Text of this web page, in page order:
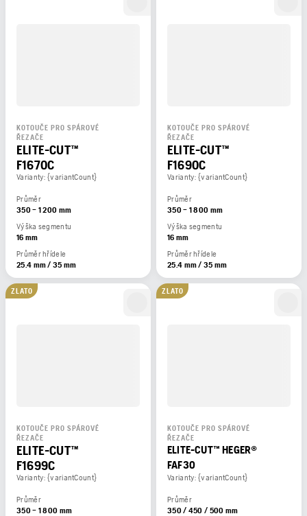
KOTOUČE PRO SPÁROVÉ
ŘEZAČE
ELITE-CUT™
F1670C
Varianty: {variantCount}
Průměr
350 – 1 200 mm
Výška segmentu
16 mm
Průměr hřídele
25.4 mm / 35 mm
KOTOUČE PRO SPÁROVÉ
ŘEZAČE
ELITE-CUT™
F1690C
Varianty: {variantCount}
Průměr
350 – 1 800 mm
Výška segmentu
16 mm
Průměr hřídele
25.4 mm / 35 mm
ZLATO
KOTOUČE PRO SPÁROVÉ
ŘEZAČE
ELITE-CUT™
F1699C
Varianty: {variantCount}
Průměr
350 – 1 800 mm
ZLATO
KOTOUČE PRO SPÁROVÉ
ŘEZAČE
ELITE-CUT™ HEGER®
FAF30
Varianty: {variantCount}
Průměr
350 / 450 / 500 mm